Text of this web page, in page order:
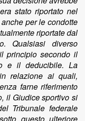
stato riportato nel
per le condotte
riportate dal
Qualsiasi diverso
principio secondo il
e il deducibile. La
relazione ai quali,
farne riferimento
il Giudice sportivo si
Tribunale federale